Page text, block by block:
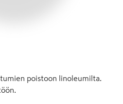
poistoon linoleumilta.